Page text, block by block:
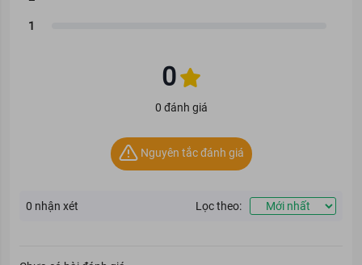
0
0 đánh giá
Nguyên tắc đánh giá
0 nhận xét Lọc theo: